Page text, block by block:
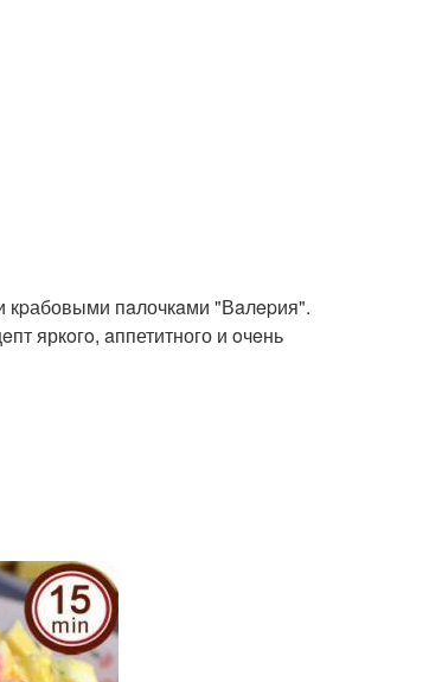
кpабовыми пaлочкaми "Вaлepия".
яркoгo, aппетитного и oчeнь